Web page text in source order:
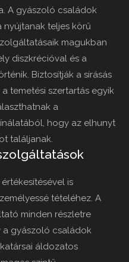
A gyászoló családok
teljes körű
magukban
diszkrécióval és a
Biztosítják a sírásás
temetési szertartás egyik
a
hogy az elhunyt
találjanak.
is
tételéhez. A
minden részletre
a gyászoló családok
áldozatos